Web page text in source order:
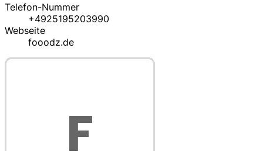
Telefon-Nummer
+4925195203990
Webseite
fooodz.de